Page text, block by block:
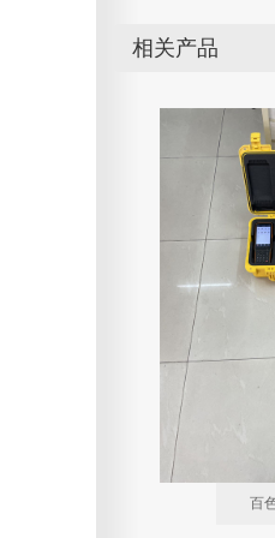
相关产品
百